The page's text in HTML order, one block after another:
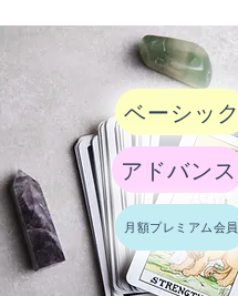
ベーシック
アドバンス
月額プレミアム会員